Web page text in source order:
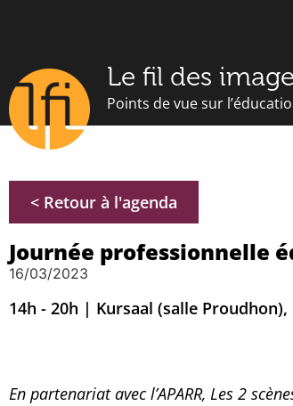
Le fil des
Points de vue sur
< Retour à l'agenda
Journée professionnelle
16/03/2023
14h - 20h | Kursaal (salle Proudhon),
En partenariat avec l’APARR, Les 2